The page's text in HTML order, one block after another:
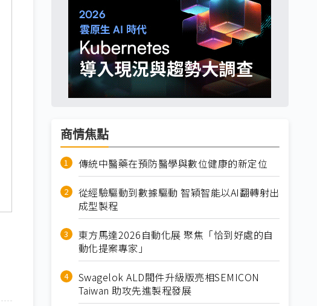
商情焦點
傳統中醫藥在預防醫學與數位健康的新定位
從經驗驅動到數據驅動 智穎智能以AI翻轉射出
成型製程
東方馬達2026自動化展 聚焦「恰到好處的自
動化提案專家」
Swagelok ALD閥件升級版亮相SEMICON
Taiwan 助攻先進製程發展